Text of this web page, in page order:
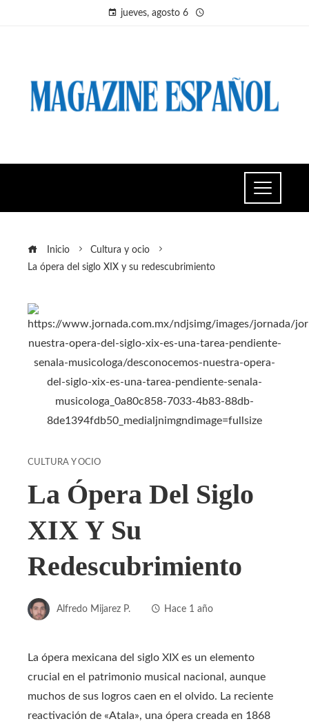
jueves, agosto 6
Inicio
Cultura y ocio
La ópera del siglo XIX y su redescubrimiento
CULTURA Y OCIO
La Ópera Del Siglo
XIX Y Su
Redescubrimiento
Alfredo Mijarez P. Hace 1 año
La ópera mexicana del siglo XIX es un elemento
crucial en el patrimonio musical nacional, aunque
muchos de sus logros caen en el olvido. La reciente
reactivación de «Atala», una ópera creada en 1868